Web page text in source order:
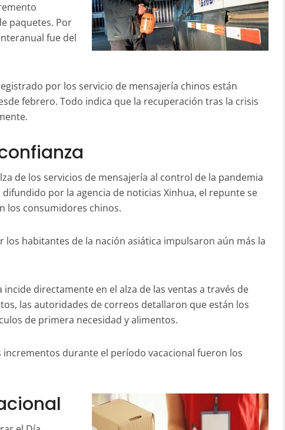
paquetes. Por
fue del
por los servicio de mensajería chinos están
febrero. Todo indica que la recuperación tras la crisis
de los servicios de mensajería al control de la pandemia
por la agencia de noticias Xinhua, el repunte se
los consumidores chinos.
los habitantes de la nación asiática impulsaron aún más la
directamente en el alza de las ventas a través de
las autoridades de correos detallaron que están los
de primera necesidad y alimentos.
durante el período vacacional fueron los